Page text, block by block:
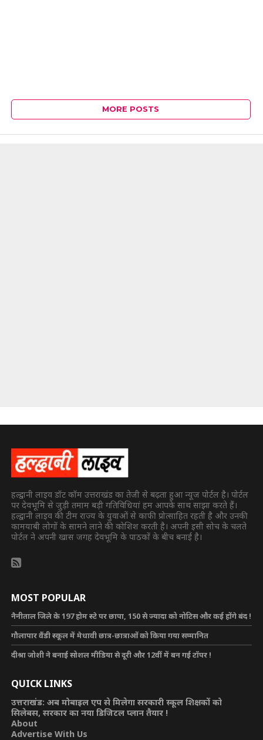
MORE POSTS
हल्द्वानी लाइव डॉट कॉम उत्तराखंड का तेजी से बढ़ता हुआ न्यूज पोर्टल है। पोर्टल
पर देवभूमि से जुड़ी तमाम बड़ी गतिविधियां हम आपके साथ साझा करते हैं।
हल्द्वानी लाइव की टीम राज्य के युवाओं से काफी प्रोत्साहित रहती है और उनकी
कामयाबी लोगों के सामने लाने की कोशिश करती है। अपनी इसी सोच के चलते
पोर्टल ने अपनी खास जगह देवभूमि के पाठकों के बीच बनाई है।
MOST POPULAR
नैनीताल जिले के 197 होम स्टे पर छापा, 150 से ज्यादा को नोटिस और कई होंगे बंद !
गौलापार वैंडी स्कूल में मेधावी छात्र-छात्राओं को किया गया सम्मानित
दीश्रा जोशी ने बनाई सोशल मीडिया से दूरी और 12वीं में बन गई टॉपर !
QUICK LINKS
उत्तराखंड: अब मोबाइल एप से मिलेगा सरकारी स्कूल शिक्षकों को
सिलेबस, सरकार का नया डिजिटल प्लान तैयार !
About
Advertise With Us